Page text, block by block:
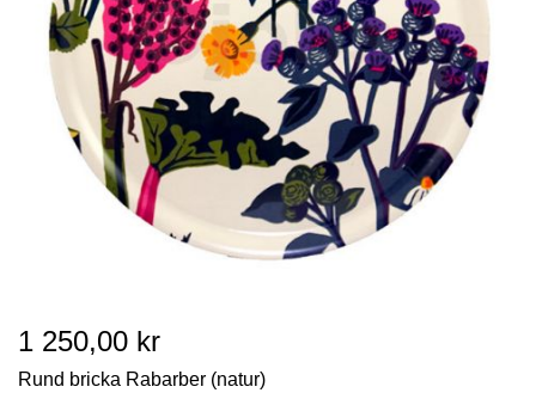
1 250,00 kr
Rund bricka Rabarber (natur)